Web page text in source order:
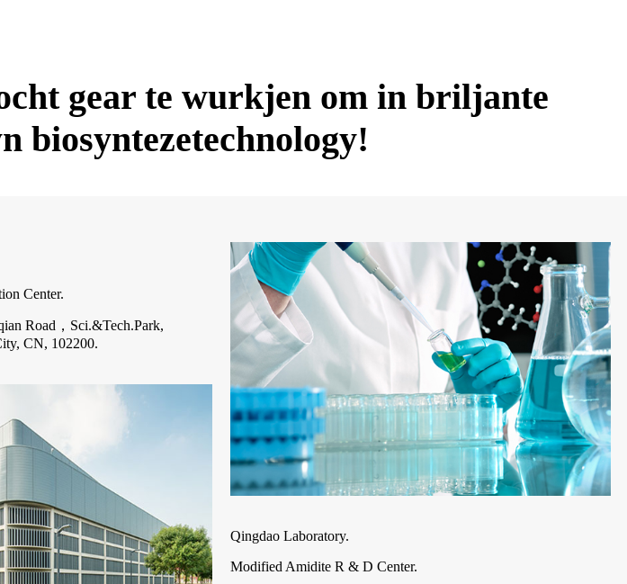
gear te wurkjen om in briljante
biosyntezetechnology!
Center.
Road，Sci.&Tech.Park,
CN, 102200.
Qingdao Laboratory.
Modified Amidite R & D Center.